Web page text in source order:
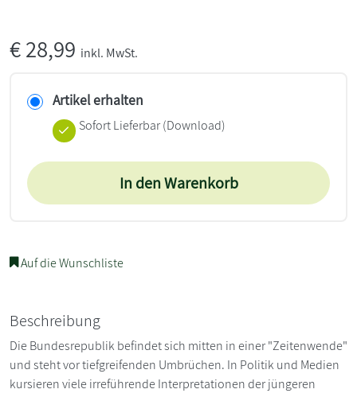
€28,99 inkl. MwSt.
Artikel erhalten
Sofort Lieferbar (Download)
In den Warenkorb
Auf die Wunschliste
Beschreibung
Die Bundesrepublik befindet sich mitten in einer "Zeitenwende"
und steht vor tiefgreifenden Umbrüchen. In Politik und Medien
kursieren viele irreführende Interpretationen der jüngeren